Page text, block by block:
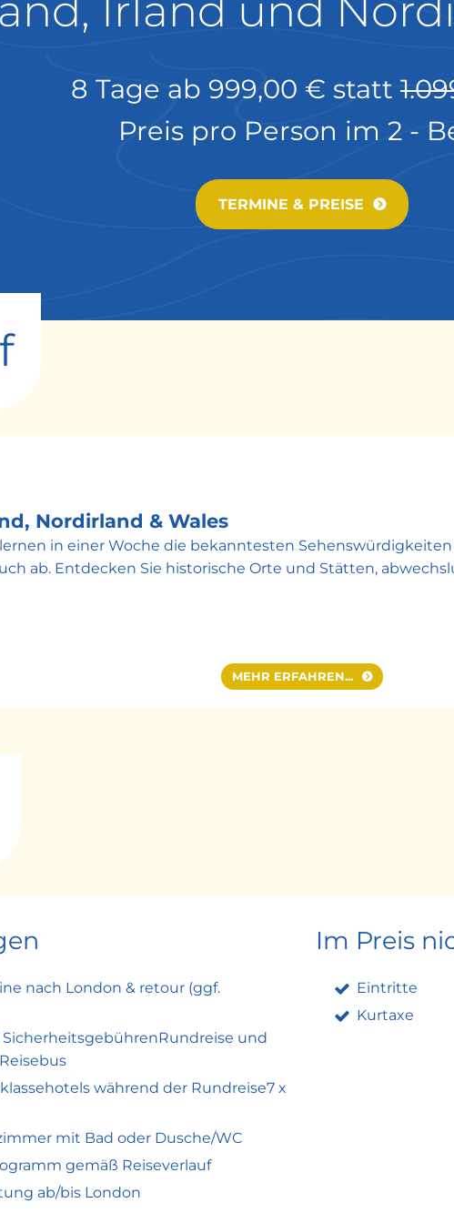
Irland und
8 Tage ab 999,00 € statt
Preis pro Person im 2 -
TERMINE & PREISE
Nordirland & Wales
in einer Woche die bekanntesten
ab. Entdecken Sie historische Orte und Stätten,
City of London, Tower Bridge und vieles mehr. Danach
oder bei einer geführten Stadtrundfahrt* (bei
nach Schottland. Danach Besuch des lebendigen
Edinburgh zu erkunden. Entdecken Sie Edinburgh
Fahrt durch die typisch schottische Landschaft im
- Nordirland - Belfast – Irland - Dublin
Monasterbaice in den Süden Irlands. Entdecken
Szeneviertel Temple Bar selbständig oder bei einer
die offene und lebendige Atmosphäre dieser Stadt.
- Wales – Tenby – Cardiff
und gehen in Rosslare an Bord der Fähre, die Sie bei
MEHR ERFAHREN...
nach London & retour (ggf.
und
während der Rundreise7 x
mit Bad oder Dusche/WC
gemäß Reiseverlauf
ab/bis London
Im Preis
Eintritte
Kurtaxe